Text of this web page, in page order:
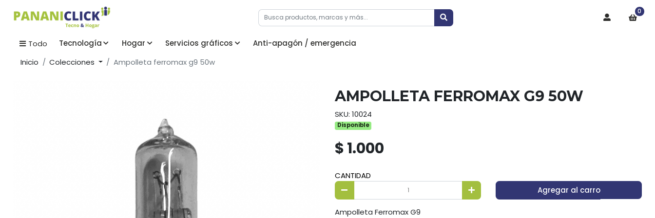
0
Todo Tecnología Hogar Servicios gráficos
Anti-apagón / emergencia
Inicio
Colecciones Ampolleta ferromax g9 50w
AMPOLLETA FERROMAX G9 50W
SKU: 10024
Disponible
$ 1.000
CANTIDAD
Agregar al carro
Ampolleta Ferromax G9